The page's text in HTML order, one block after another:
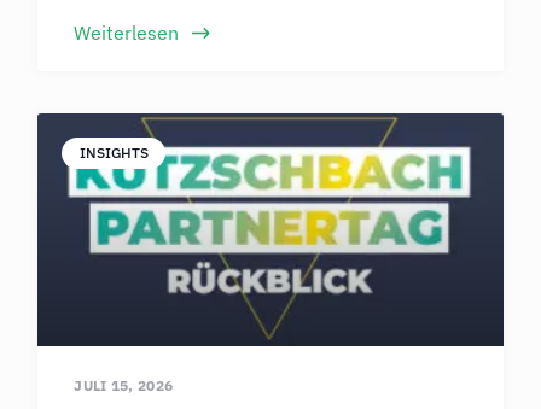
Weiterlesen
INSIGHTS
JULI 15, 2026